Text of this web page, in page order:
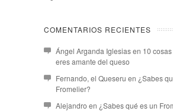
COMENTARIOS RECIENTES
Ángel Arganda Iglesiasen 10
eres amante del queso
Fernando, el Queseru en ¿Sabes
Fromelier?
Alejandro en ¿Sabes qué es un